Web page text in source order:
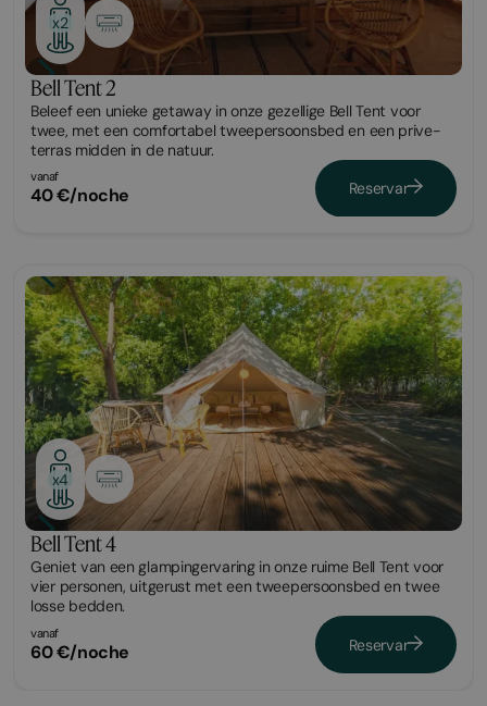
x2
Bell Tent 2
Beleef een unieke getaway in onze gezellige Bell Tent voor
twee, met een comfortabel tweepersoonsbed en een prive-
terras midden in de natuur.
vanaf
40 €/noche Reservar
Glamping
x4
Bell Tent 4
Geniet van een glampingervaring in onze ruime Bell Tent voor
vier personen, uitgerust met een tweepersoonsbed en twee
losse bedden.
vanaf
60 €/noche Reservar